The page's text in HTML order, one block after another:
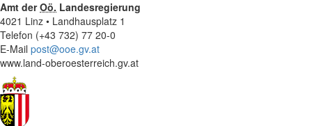
Amt derOö. Landesregierung
4021 Linz • Landhausplatz 1
Telefon (+43 732) 77 20-0
E-Mail post@ooe.gv.at
www.land-oberoesterreich.gv.at